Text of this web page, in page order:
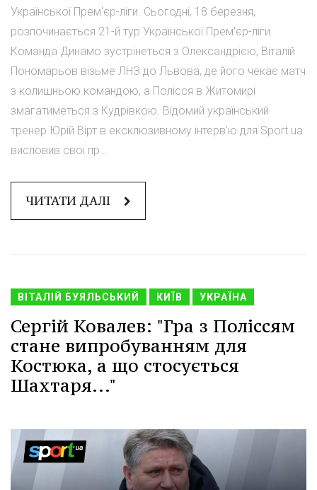
Української Прем'єр-ліги. Сьогодні, 18 березня,
розпочинається 21-й тур Української Прем'єр-ліги.
Команда Динамо зустрінеться з Олександрією, Віталій
Пономарьов візьме ЛНЗ до Львова, де його чекає матч
з колишньою командою, а Полісся в Житомирі
змагатиметься з Кудрівкою. Відомий український
тренер Юрій Вірт в ексклюзивному інтерв'ю для Sport.ua
висловив свої пр...
ЧИТАТИ ДАЛІ
ВІТАЛІЙ БУЯЛЬСЬКИЙ КИЇВ УКРАЇНА
Сергій Ковалев: "Гра з Поліссям
стане випробуванням для
Костюка, а що стосується
Шахтаря..."